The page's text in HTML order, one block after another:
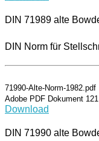
DIN 71989 alte
DIN Norm für
71990-Alte-Norm-1982.pdf
Adobe PDF Dokument
Download
DIN 71990 alte